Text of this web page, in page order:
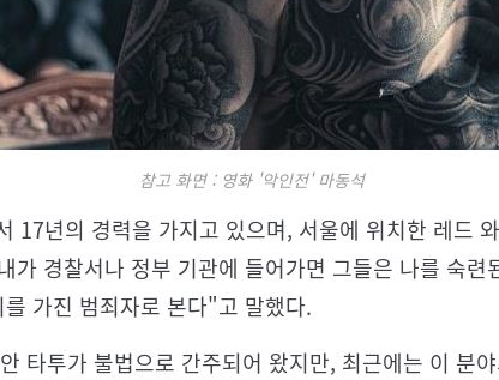
참고 화면 : 영화 '악인전' 마동석
17년의 경력을 가지고 있으며, 서울에 위치한 레드
가 경찰서나 정부 기관에 들어가면 그들은 나를 숙련
가진 범죄자로 본다"고 말했다.
타투가 불법으로 간주되어 왔지만, 최근에는 이 분